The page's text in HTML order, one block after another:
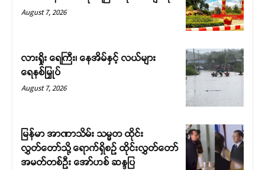
August 7, 2026
လားရှိုး ရေကြီး၊ နေအိမ်နှင့် လယ်များ
ရေနစ်မြှုပ်
August 7, 2026
မြန်မာ အာဏာသိမ်း သမ္မတ ထိုင်း
လွှတ်တော်သို့ ရောက်ရှိစဉ် ထိုင်းလွှတ်တော်
အမတ်တစ်ဦး အော်ဟစ် ဆန္ဒပြ